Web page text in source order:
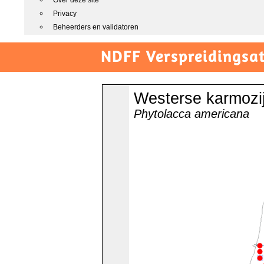
Privacy
Beheerders en validatoren
NDFF